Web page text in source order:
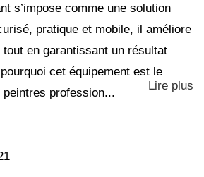
s’impose comme une solution
pratique et mobile, il améliore
en garantissant un résultat
cet équipement est le
profession...
Lire plus